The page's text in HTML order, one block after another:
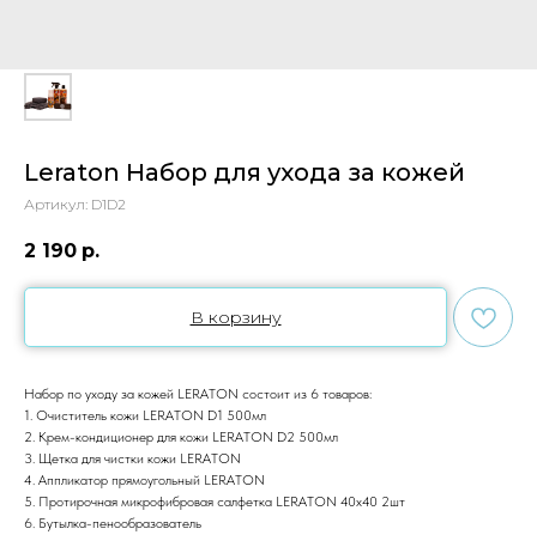
Leraton Набор для ухода за кожей
Артикул: D1D2
2 190 р.
В корзину
Набор по уходу за кожей LERATON состоит из 6 товаров:
1. Очиститель кожи LERATON D1 500мл
2. Крем-кондиционер для кожи LERATON D2 500мл
3. Щетка для чистки кожи LERATON
4. Аппликатор прямоугольный LERATON
5. Протирочная микрофибровая салфетка LERATON 40x40 2шт
6. Бутылка-пенообразователь